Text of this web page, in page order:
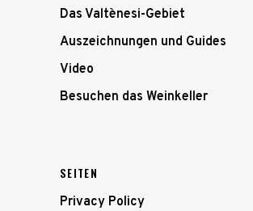
Das Valtènesi-Gebiet
Auszeichnungen und Guides
Video
Besuchen das Weinkeller
SEITEN
Privacy Policy